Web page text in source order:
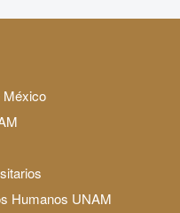
México
Humanos UNAM